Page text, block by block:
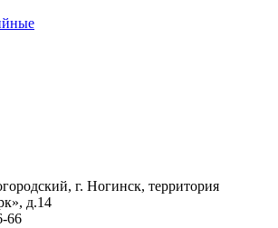
г. Ногинск, территория
д.14
66